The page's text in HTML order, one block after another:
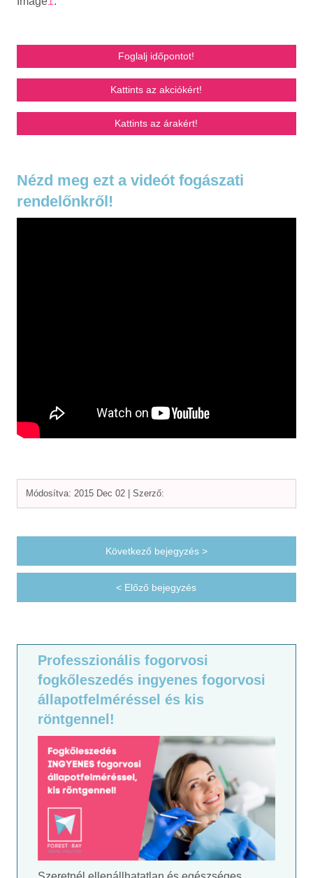
Foglalj időpontot!
Kattints az akciókért!
Kattints az árakért!
Nézd meg ezt a videót fogászati
rendelőnkről!
Módosítva: 2015 Dec 02 | Szerző:
Következő bejegyzés >
< Előző bejegyzés
Professzionális fogorvosi
fogkőleszedés ingyenes fogorvosi
állapotfelméréssel és kis
röntgennel!